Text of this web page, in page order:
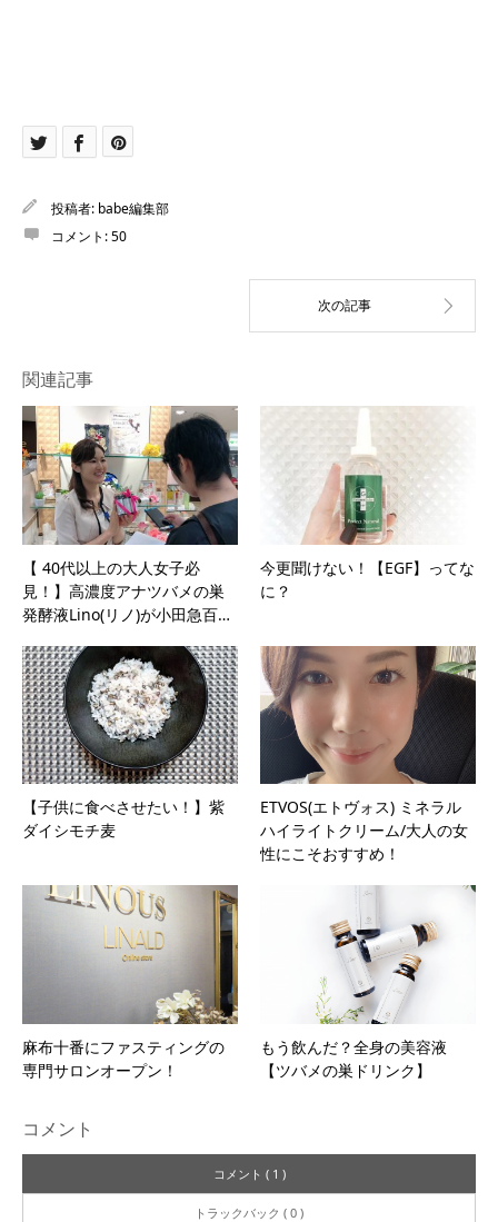
投稿者: babe編集部
コメント:50
関連記事
【 40代以上の大人女子必
見！】高濃度アナツバメの巣
発酵液Lino(リノ)が小田急百…
今更聞けない！【EGF】ってな
に？
【子供に食べさせたい！】紫
ダイシモチ麦
ETVOS(エトヴォス) ミネラル
ハイライトクリーム/大人の女
性にこそおすすめ！
麻布十番にファスティングの
専門サロンオープン！
もう飲んだ？全身の美容液
【ツバメの巣ドリンク】
コメント
コメント ( 1 )
トラックバック ( 0 )